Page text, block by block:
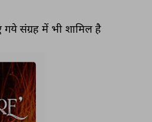
गये संग्रह में भी शामिल है